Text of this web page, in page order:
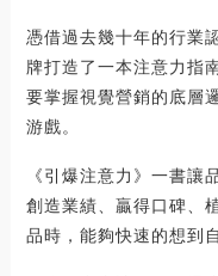
憑借過去幾十年的行業
牌打造了一本注意力指
要掌握視覺營銷的底層
游戲。
《引爆注意力》一書讓
創造業績、贏得口碑、
品時，能夠快速的想到